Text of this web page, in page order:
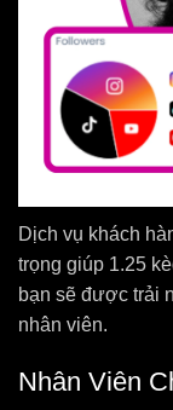
Dịch vụ khách
trọng giúp 1.25
bạn sẽ được trải
nhân viên.
Nhân Viên